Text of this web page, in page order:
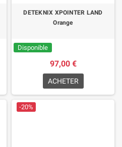
DETEKNIX XPOINTER LAND
Orange
Disponible
97,00 €
ACHETER
-20%